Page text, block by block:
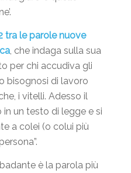
tra le parole nuove
, che indaga sulla sua
per chi accudiva gli
bisognosi di lavoro
i vitelli. Adesso il
un testo di legge e si
a colei (o colui più
è la parola più